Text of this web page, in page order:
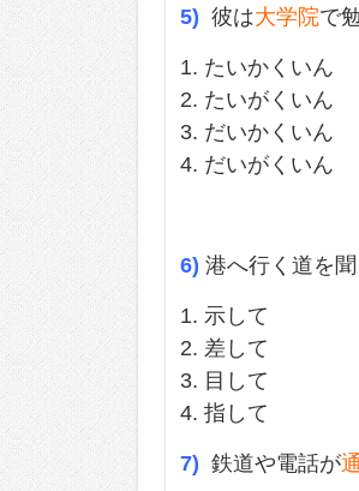
5) 彼は大学院で
1. たいかくいん
2. たいがくいん
3. だいかくいん
4. だいがくいん
6) 港へ行く道を
1. 示して
2. 差して
3. 目して
4. 指して
7) 鉄道や電話が